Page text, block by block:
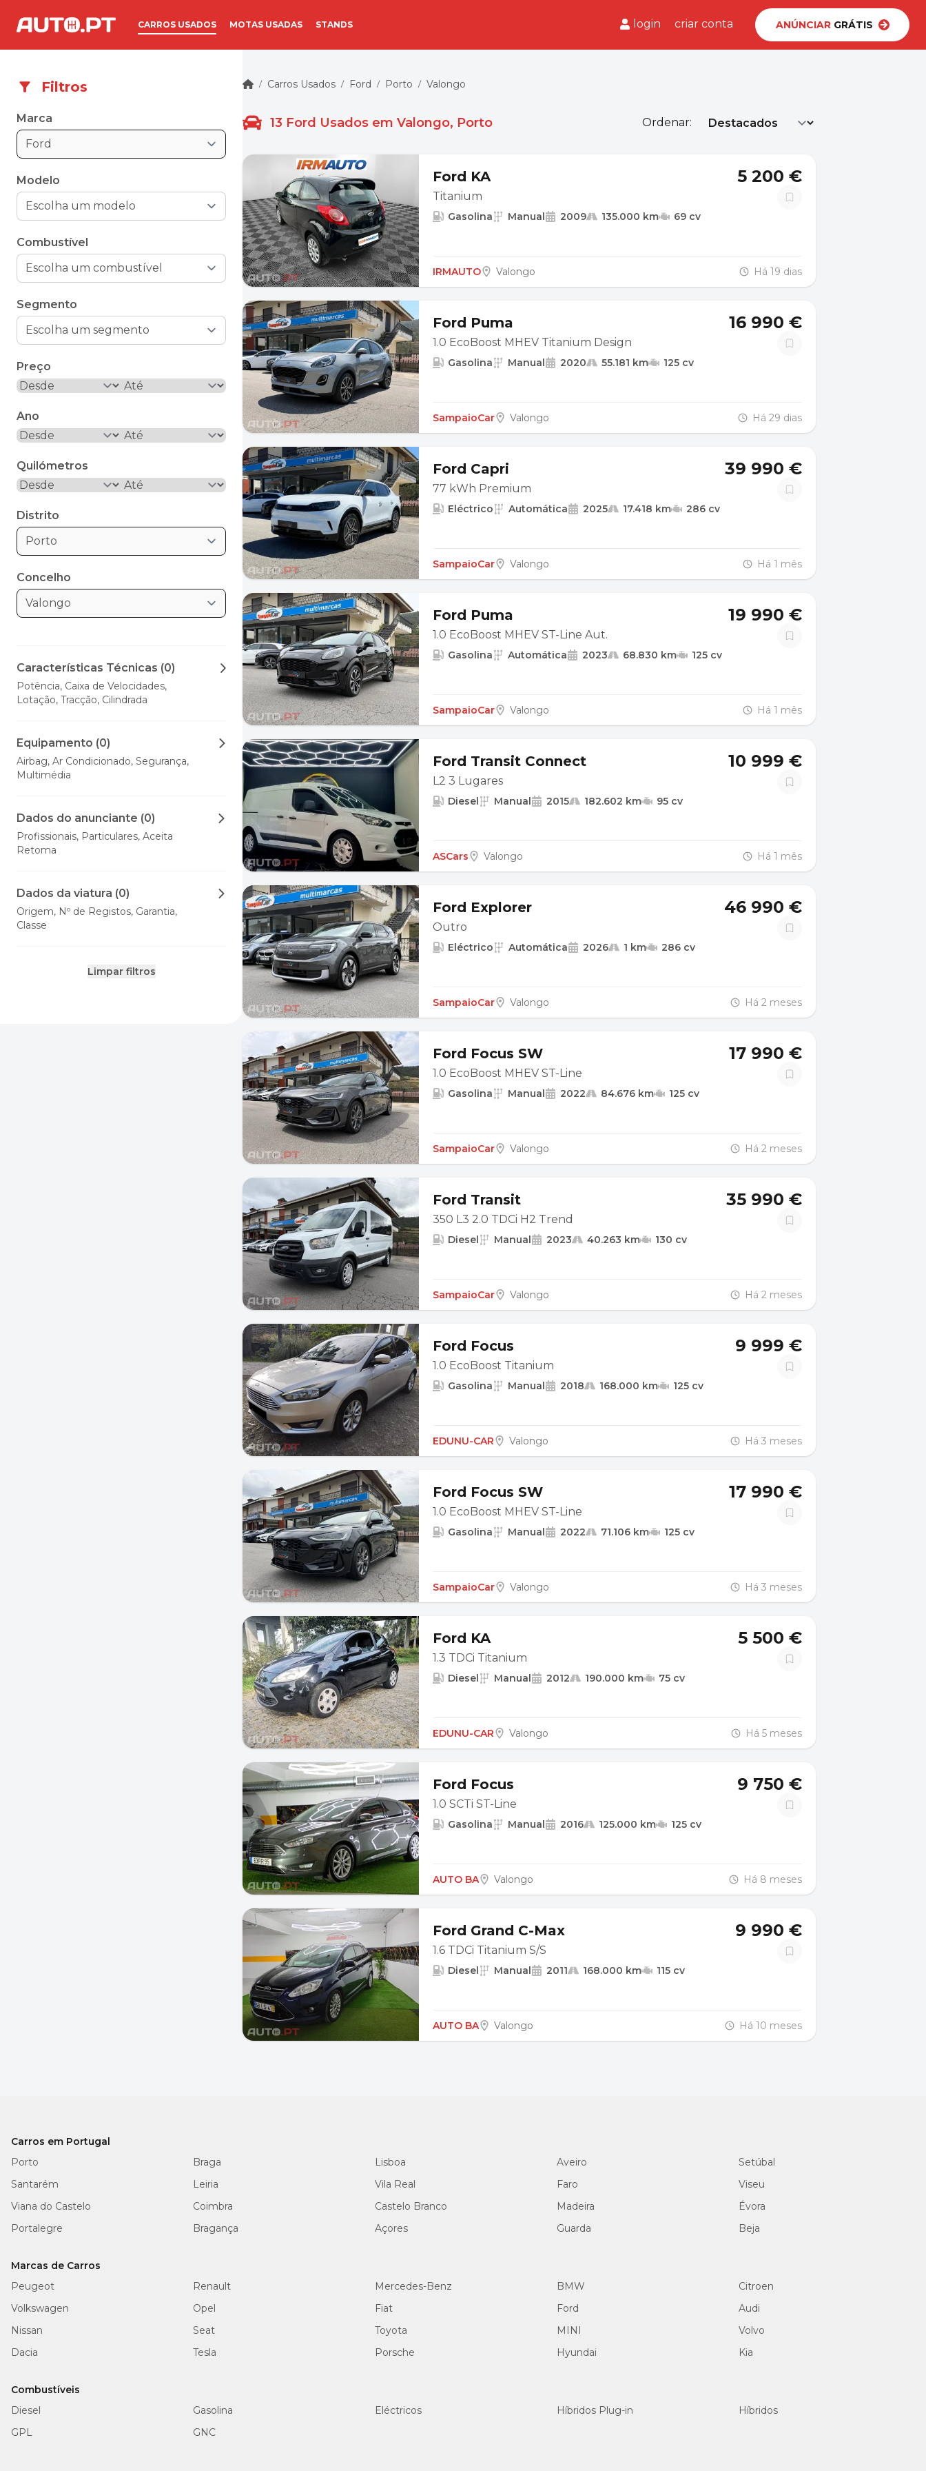
CARROS USADOS MOTAS USADAS STANDS login criar conta ANÚNCIARGRÁTIS
Filtros
Marca
Ford
Modelo
Combustível
Segmento
Preço
Ano
Quilómetros
Distrito
Porto
Concelho
Valongo
Características Técnicas (0)
Potência, Caixa de Velocidades,
Lotação, Tracção, Cilindrada
Equipamento (0)
Airbag, Ar Condicionado, Segurança,
Multimédia
Dados do anunciante (0)
Profissionais, Particulares, Aceita
Retoma
Dados da viatura (0)
Origem, Nº de Registos, Garantia,
Classe
Limpar filtros
/ Carros Usados / Ford / Porto / Valongo
13 Ford Usados em Valongo, Porto Ordenar:
Ford KA
Titanium
5 200 €
Gasolina Manual 2009 135.000 km 69 cv
IRMAUTO Valongo Há 19 dias
Ford Puma
1.0 EcoBoost MHEV Titanium Design
16 990 €
Gasolina Manual 2020 55.181 km 125 cv
SampaioCar Valongo Há 29 dias
Ford Capri
77 kWh Premium
39 990 €
Eléctrico Automática 2025 17.418 km 286 cv
SampaioCar Valongo Há 1 mês
Ford Puma
1.0 EcoBoost MHEV ST-Line Aut.
19 990 €
Gasolina Automática 2023 68.830 km 125 cv
SampaioCar Valongo Há 1 mês
Ford Transit Connect
L2 3 Lugares
10 999 €
Diesel Manual 2015 182.602 km 95 cv
ASCars Valongo Há 1 mês
Ford Explorer
Outro
46 990 €
Eléctrico Automática 2026 1 km 286 cv
SampaioCar Valongo Há 2 meses
Ford Focus SW
1.0 EcoBoost MHEV ST-Line
17 990 €
Gasolina Manual 2022 84.676 km 125 cv
SampaioCar Valongo Há 2 meses
Ford Transit
350 L3 2.0 TDCi H2 Trend
35 990 €
Diesel Manual 2023 40.263 km 130 cv
SampaioCar Valongo Há 2 meses
Ford Focus
1.0 EcoBoost Titanium
9 999 €
Gasolina Manual 2018 168.000 km 125 cv
EDUNU-CAR Valongo Há 3 meses
Ford Focus SW
1.0 EcoBoost MHEV ST-Line
17 990 €
Gasolina Manual 2022 71.106 km 125 cv
SampaioCar Valongo Há 3 meses
Ford KA
1.3 TDCi Titanium
5 500 €
Diesel Manual 2012 190.000 km 75 cv
EDUNU-CAR Valongo Há 5 meses
Ford Focus
1.0 SCTi ST-Line
9 750 €
Gasolina Manual 2016 125.000 km 125 cv
AUTO BA Valongo Há 8 meses
Ford Grand C-Max
1.6 TDCi Titanium S/S
9 990 €
Diesel Manual 2011 168.000 km 115 cv
AUTO BA Valongo Há 10 meses
Carros em Portugal
Porto
Braga Lisboa Aveiro
Setúbal
Santarém
Leiria Vila Real Faro
Viseu
Viana do Castelo
Coimbra Castelo Branco Madeira
Évora
Portalegre
Bragança Açores Guarda Beja
Marcas de Carros
Peugeot
Renault Mercedes-Benz BMW
Citroen
Volkswagen
Opel Fiat Ford
Audi
Nissan
Seat Toyota MINI
Volvo
Dacia
Tesla Porsche Hyundai Kia
Combustíveis
Diesel
Gasolina Eléctricos Híbridos Plug-in
Híbridos
GPL
GNC